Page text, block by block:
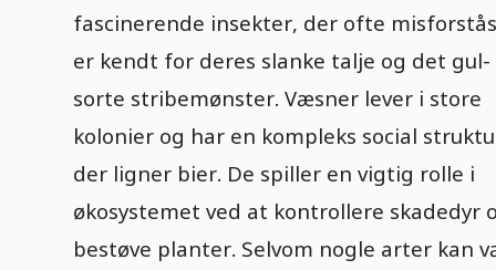
fascinerende insekter, der ofte
er kendt for deres slanke talje og det gul-
sorte stribemønster. Væsner lever i store
kolonier og har en kompleks social
der ligner bier. De spiller en vigtig rolle i
økosystemet ved at kontrollere skadedyr
bestøve planter. Selvom nogle arter kan